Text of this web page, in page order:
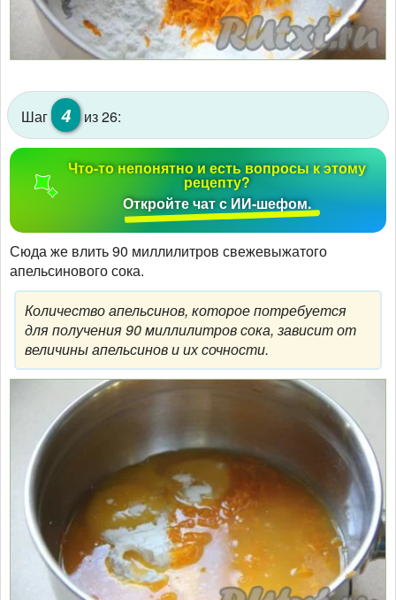
Шаг 4 из 26:
Что-то непонятно и есть вопросы к этому
рецепту?
Откройте чат с ИИ-шефом.
Сюда же влить 90 миллилитров свежевыжатого
апельсинового сока.
Количество апельсинов, которое потребуется
для получения 90 миллилитров сока, зависит от
величины апельсинов и их сочности.